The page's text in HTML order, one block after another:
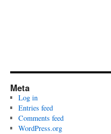
Meta
Log in
Entries feed
Comments feed
WordPress.org